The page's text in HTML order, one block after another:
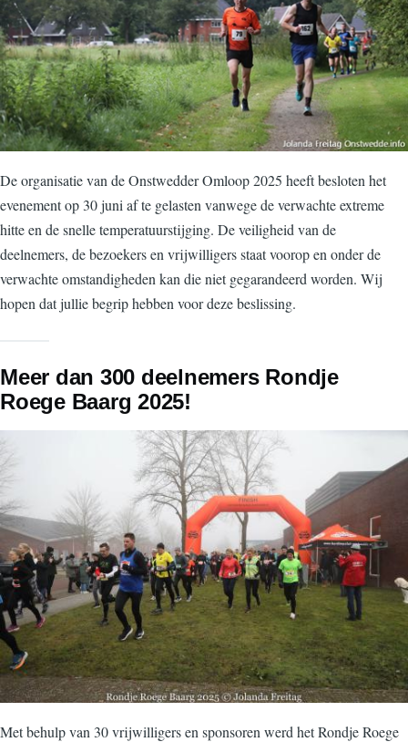
De organisatie van de Onstwedder Omloop 2025 heeft besloten het
evenement op 30 juni af te gelasten vanwege de verwachte extreme
hitte en de snelle temperatuurstijging. De veiligheid van de
deelnemers, de bezoekers en vrijwilligers staat voorop en onder de
verwachte omstandigheden kan die niet gegarandeerd worden. Wij
hopen dat jullie begrip hebben voor deze beslissing.
Meer dan 300 deelnemers Rondje
Roege Baarg 2025!
Met behulp van 30 vrijwilligers en sponsoren werd het Rondje Roege